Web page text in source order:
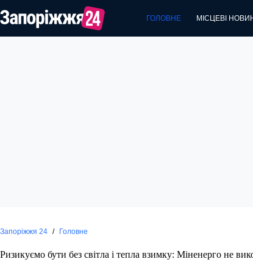
до
вмісту
ГОЛОВНЕ МІСЦЕВІ
Запоріжжя 24 / Головне
Ризикуємо бути без світла і тепла взимку: Міненерго не